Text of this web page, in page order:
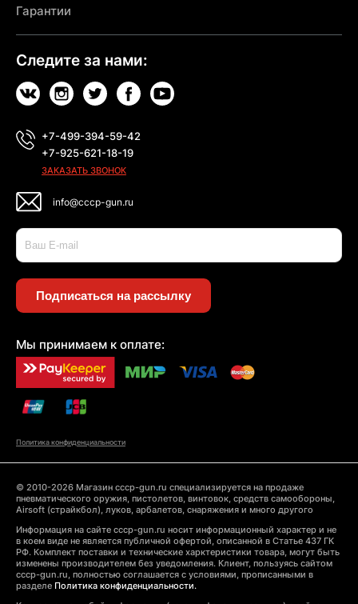
Гарантии
Следите за нами:
+7-499-394-59-42
+7-925-621-18-19
ЗАКАЗАТЬ ЗВОНОК
info@cccp-gun.ru
Подписаться на рассылку
Мы принимаем к оплате:
Политика конфиденциальности
© 2010-2026 Магазин cccp-gun.ru специализируется на продаже
пневматического оружия, пистолетов, винтовок, средств самообороны,
Airsoft (страйкбол), луков, арбалетов, снаряжения и много другого
Информация на сайте cccp-gun.ru носит информационный характер и не
в коем виде не является публичной офертой, описанной в Статье 437 ГК
РФ. Комплект поставки и технические харктеристики товара, могут быть
изменены производителем без уведомления. Клиент, пользуясь сайтом
cccp-gun.ru, полностью соглашается с условиями, прописанными в
разделе Политика конфиденциальности.